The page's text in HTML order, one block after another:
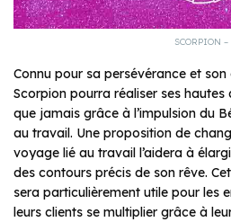
SCORPION –
Connu pour sa persévérance et
Scorpion pourra réaliser ses hautes
que jamais grâce à l’impulsion du
au travail. Une proposition de
voyage lié au travail l’aidera à
des contours précis de son rêve.
sera particulièrement utile pour les
leurs clients se multiplier grâce à